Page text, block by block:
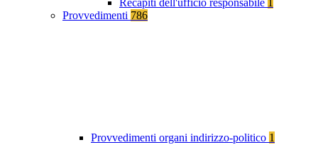
Recapiti dell'ufficio responsabile 1
Provvedimenti 786
Provvedimenti organi indirizzo-politico 1